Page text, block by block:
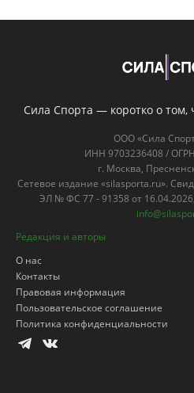
Сила Спорта — коротко о том,
ООО «Сила
ИНН 9703236408 /
г. Москва,
Сетевое издание «silasporta.ru».
ЭЛ № ФС 77 - 91358 от
Редакция и авторы
О нас
Контакты
Правовая информация
Пользовательское соглашение
Политика конфиденциальности